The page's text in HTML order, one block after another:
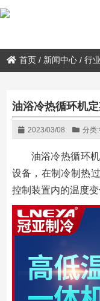
首页 / 新闻中心 /行
油浴冷热循环机
2023/03/08 分类:
油浴冷热循环
设备，在制冷制热
控制装置内的温度